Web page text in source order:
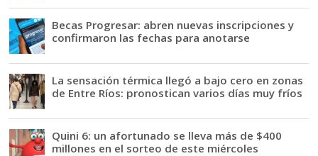
Becas Progresar: abren nuevas inscripciones y
confirmaron las fechas para anotarse
La sensación térmica llegó a bajo cero en zonas
de Entre Ríos: pronostican varios días muy fríos
Quini 6: un afortunado se lleva más de $400
millones en el sorteo de este miércoles